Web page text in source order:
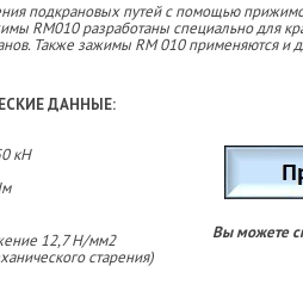
подкрановых путей с помощью
RM010 разработаны специально для
Также зажимы RM 010 применяются
ДАННЫЕ:
кН
12,7 Н/мм2
Вы можете
старения)